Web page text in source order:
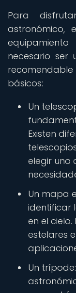
Para
astronómico,
necesario ser
básicos:
Un
Existen
elegir uno
Un mapa
identificar
en el
estelares
Un